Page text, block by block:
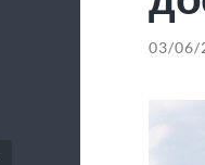
03/06/